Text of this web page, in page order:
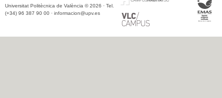
Universitat Politècnica de València © 2026 · Tel.
(+34) 96 387 90 00 · informacion@upv.es